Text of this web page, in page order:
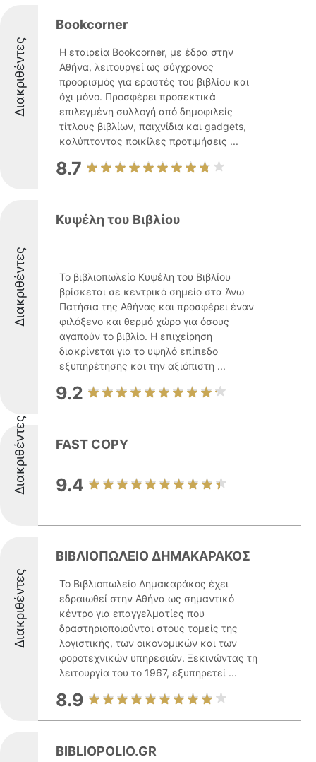
Διακριθέντες
Bookcorner
Η εταιρεία Bookcorner, με έδρα στην
Αθήνα, λειτουργεί ως σύγχρονος
προορισμός για εραστές του βιβλίου και
όχι μόνο. Προσφέρει προσεκτικά
επιλεγμένη συλλογή από δημοφιλείς
τίτλους βιβλίων, παιχνίδια και gadgets,
καλύπτοντας ποικίλες προτιμήσεις ...
8.7
Διακριθέντες
Κυψέλη του Βιβλίου
Το βιβλιοπωλείο Κυψέλη του Βιβλίου
βρίσκεται σε κεντρικό σημείο στα Άνω
Πατήσια της Αθήνας και προσφέρει έναν
φιλόξενο και θερμό χώρο για όσους
αγαπούν το βιβλίο. Η επιχείρηση
διακρίνεται για το υψηλό επίπεδο
εξυπηρέτησης και την αξιόπιστη ...
9.2
Διακριθέντες FAST COPY
9.4
Διακριθέντες
ΒΙΒΛΙΟΠΩΛΕΙΟ ΔΗΜΑΚΑΡΑΚΟΣ
Το Βιβλιοπωλείο Δημακαράκος έχει
εδραιωθεί στην Αθήνα ως σημαντικό
κέντρο για επαγγελματίες που
δραστηριοποιούνται στους τομείς της
λογιστικής, των οικονομικών και των
φοροτεχνικών υπηρεσιών. Ξεκινώντας τη
λειτουργία του το 1967, εξυπηρετεί ...
8.9
BIBLIOPOLIO.GR